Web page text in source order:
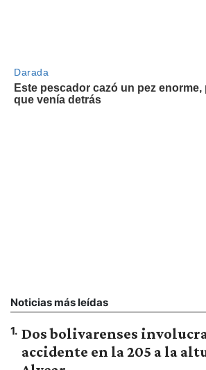
Noticias más leídas
1. Dos bolivarenses
accidente en la 205 a la